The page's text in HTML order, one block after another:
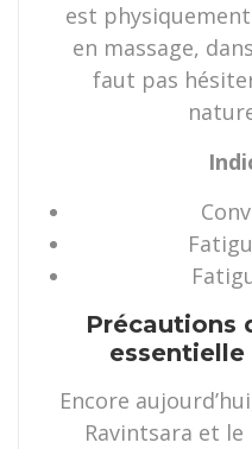
est
en massage,
faut pas
Précautions
essentielle
Encore
Ravintsara et le